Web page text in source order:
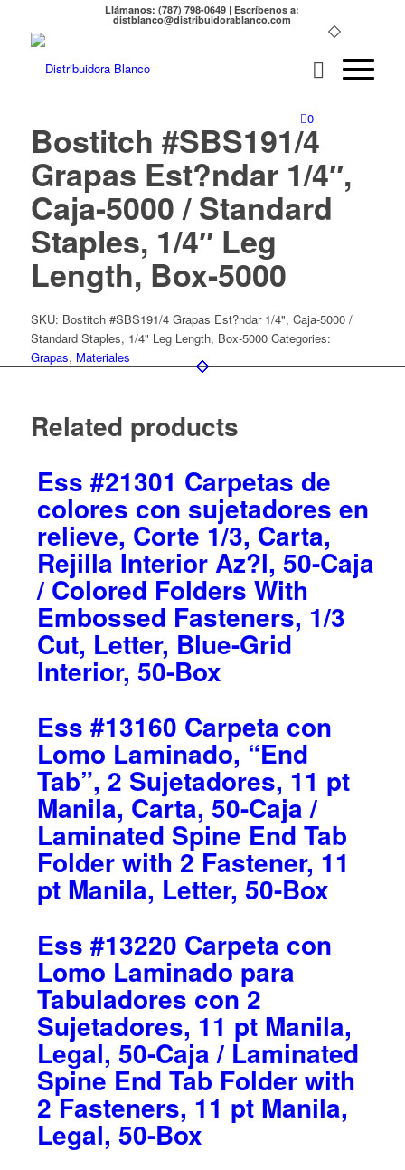
Llámanos: (787) 798-0649 | Escríbenos a:
distblanco@distribuidorablanco.com
0
Bostitch #SBS191/4
Grapas Est?ndar 1/4″,
Caja-5000 / Standard
Staples, 1/4″ Leg
Length, Box-5000
SKU: Bostitch #SBS191/4 Grapas Est?ndar 1/4", Caja-5000 /
Standard Staples, 1/4" Leg Length, Box-5000 Categories:
Grapas, Materiales
Related products
Ess #21301 Carpetas de
colores con sujetadores en
relieve, Corte 1/3, Carta,
Rejilla Interior Az?l, 50-Caja
/ Colored Folders With
Embossed Fasteners, 1/3
Cut, Letter, Blue-Grid
Interior, 50-Box
Ess #13160 Carpeta con
Lomo Laminado, “End
Tab”, 2 Sujetadores, 11 pt
Manila, Carta, 50-Caja /
Laminated Spine End Tab
Folder with 2 Fastener, 11
pt Manila, Letter, 50-Box
Ess #13220 Carpeta con
Lomo Laminado para
Tabuladores con 2
Sujetadores, 11 pt Manila,
Legal, 50-Caja / Laminated
Spine End Tab Folder with
2 Fasteners, 11 pt Manila,
Legal, 50-Box